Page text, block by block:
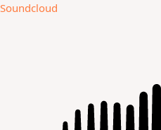
Soundcloud